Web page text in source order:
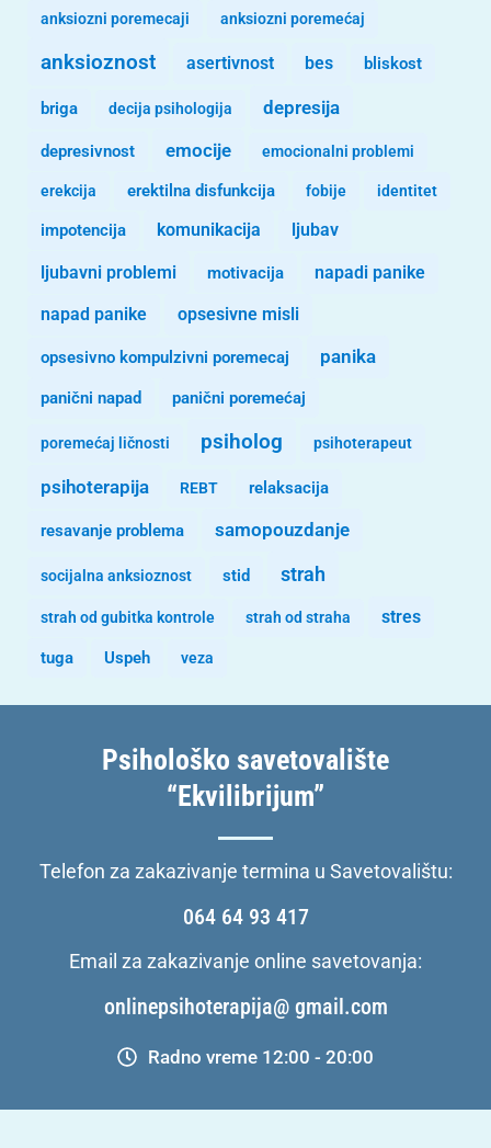
anksiozni poremecaji anksiozni poremećaj
anksioznost asertivnost bes bliskost
briga decija psihologija depresija
depresivnost emocije emocionalni problemi
erekcija erektilna disfunkcija fobije identitet
impotencija komunikacija ljubav
ljubavni problemi motivacija napadi panike
napad panike opsesivne misli
opsesivno kompulzivni poremecaj panika
panični napad panični poremećaj
poremećaj ličnosti psiholog psihoterapeut
psihoterapija REBT relaksacija
resavanje problema samopouzdanje
socijalna anksioznost stid strah
strah od gubitka kontrole strah od straha stres
tuga Uspeh veza
Psihološko savetovalište
“Ekvilibrijum”
Telefon za zakazivanje termina u Savetovalištu:
064 64 93 417
Email za zakazivanje online savetovanja:
onlinepsihoterapija@ gmail.com
Radno vreme 12:00 - 20:00